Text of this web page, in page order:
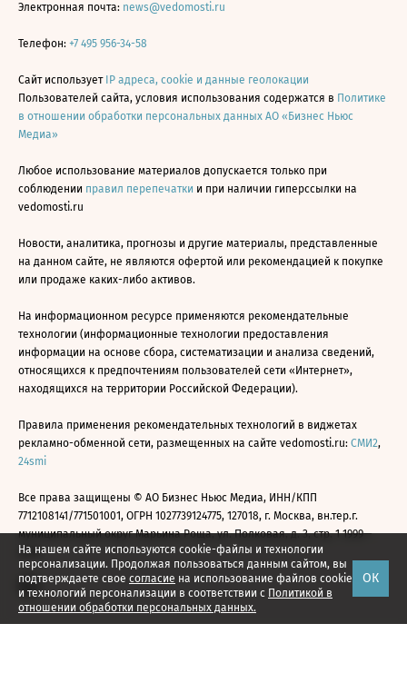
На нашем сайте используются cookie-файлы и технологии
персонализации. Продолжая пользоваться данным сайтом, вы
подтверждаете свое согласие на использование файлов cookie
и технологий персонализации в соответствии с Политикой в
отношении обработки персональных данных.
ОК
Электронная почта: news@vedomosti.ru
Телефон: +7 495 956-34-58
Сайт использует IP адреса, cookie и данные геолокации
Пользователей сайта, условия использования содержатся в Политике
в отношении обработки персональных данных АО «Бизнес Ньюс
Медиа»
Любое использование материалов допускается только при
соблюдении правил перепечатки и при наличии гиперссылки на
vedomosti.ru
Новости, аналитика, прогнозы и другие материалы, представленные
на данном сайте, не являются офертой или рекомендацией к покупке
или продаже каких-либо активов.
На информационном ресурсе применяются рекомендательные
технологии (информационные технологии предоставления
информации на основе сбора, систематизации и анализа сведений,
относящихся к предпочтениям пользователей сети «Интернет»,
находящихся на территории Российской Федерации).
Правила применения рекомендательных технологий в виджетах
рекламно-обменной сети, размещенных на сайте vedomosti.ru: СМИ2,
24smi
Все права защищены © АО Бизнес Ньюс Медиа, ИНН/КПП
7712108141/771501001, ОГРН 1027739124775, 127018, г. Москва, вн.тер.г.
муниципальный округ Марьина Роща, ул. Полковая, д. 3, стр. 1 1999—
2026